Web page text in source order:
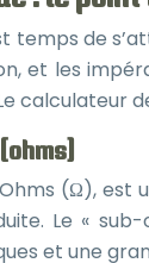
temps de
et les
(Ω),
Le «
et une